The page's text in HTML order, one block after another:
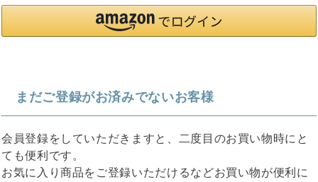
まだご登録がお済みでないお客様
会員登録をしていただきますと、二度目のお買い物時にと
ても便利です。
お気に入り商品をご登録いただけるなどお買い物が便利に